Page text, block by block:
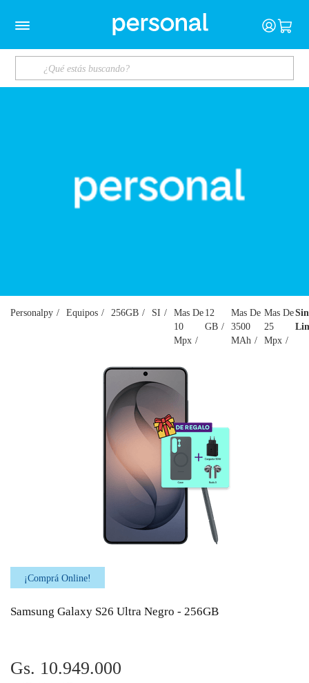
Personalpy Equipos 256GB SI
Mas De
10
Mpx
12
GB
Mas De
3500
MAh
Mas De
25
Mpx
Sin
¡Comprá Online!
Samsung Galaxy S26 Ultra Negro - 256GB
Gs. 10.949.000